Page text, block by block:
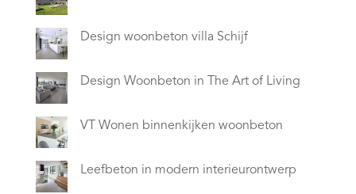
Design woonbeton villa Schijf
Design Woonbeton in The Art of Living
VT Wonen binnenkijken woonbeton
Leefbeton in modern interieurontwerp